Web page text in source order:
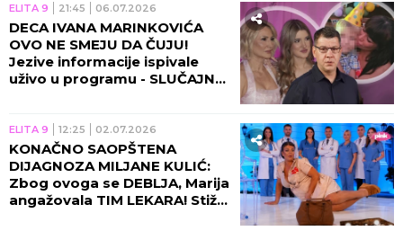
ELITA 9 21:45 06.07.2026
DECA IVANA MARINKOVIĆA
OVO NE SMEJU DA ČUJU!
Jezive informacije ispivale
uživo u programu - SLUČAJNO
ELITA 9 12:25 02.07.2026
KONAČNO SAOPŠTENA
DIJAGNOZA MILJANE KULIĆ:
Zbog ovoga se DEBLJA, Marija
angažovala TIM LEKARA! Stiže